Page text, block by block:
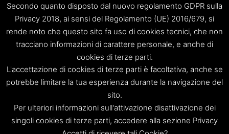
“Società Regolamentazione del servizio di gestione Rifiuti
“Palermo Area Metropolitana” S.C.p.A.
Sede legale: Palermo – Piazza Pretoria 1 – Sede amministrativa:
Palermo – Via Resuttana 360 – Capitale sociale: Euro
120.000,00
PA-309841
Secondo quanto disposto dal nuovo regolamento GDPR sulla
Privacy 2018, ai sensi del Regolamento (UE) 2016/679, si
rende noto che questo sito fa uso di cookies tecnici, che non
tracciano informazioni di carattere personale, e anche di
cookies di terze parti.
L'accettazione di cookies di terze parti è facoltativa, anche se
potrebbe limitare la tua esperienza durante la navigazione del
sito.
Per ulteriori informazioni sull'attivazione disattivazione dei
singoli cookies di terze parti, accedere alla sezione Privacy